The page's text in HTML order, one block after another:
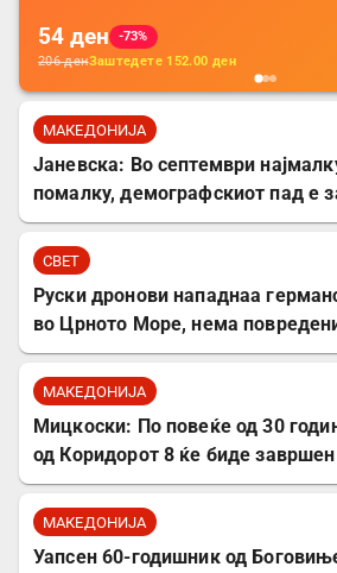
54 ден
-73%
206денЗаштедете 152.00 ден
МАКЕДОНИЈА
Јаневска: Во септември
помалку, демографскиот пад е
СВЕТ
Руски дронови нападнаа
во Црното Море, нема
МАКЕДОНИЈА
Мицкоски: По повеќе од 30
од Коридорот 8 ќе биде завршен
МАКЕДОНИЈА
Уапсен 60-годишник од